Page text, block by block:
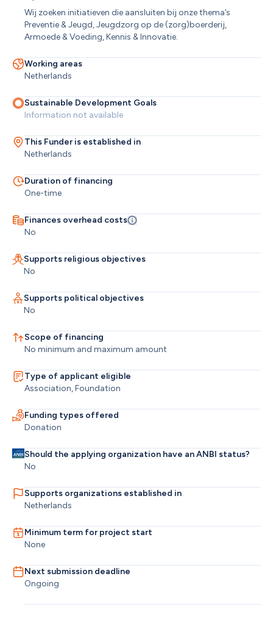
Wij zoeken initiatieven die aansluiten bij onze thema’s
Preventie & Jeugd, Jeugdzorg op de (zorg)boerderij,
Armoede & Voeding, Kennis & Innovatie.
Working areas
Netherlands
Sustainable Development Goals
Information not available
This Funder is established in
Netherlands
Duration of financing
One-time
Finances overhead costs
No
Supports religious objectives
No
Supports political objectives
No
Scope of financing
No minimum and maximum amount
Type of applicant eligible
Association, Foundation
Funding types offered
Donation
Should the applying organization have an ANBI status?
No
Supports organizations established in
Netherlands
Minimum term for project start
None
Next submission deadline
Ongoing